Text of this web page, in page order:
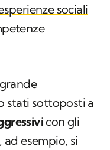
sociali
stati sottoposti a
con gli
esempio, si